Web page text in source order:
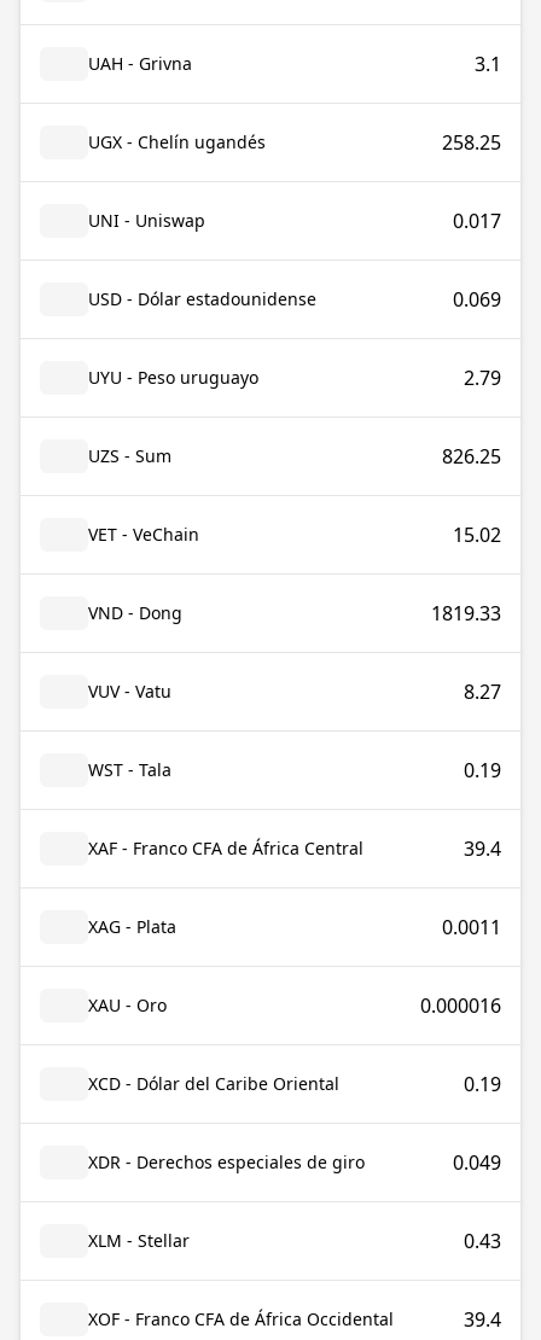
UAH - Grivna 3.1
UGX - Chelín ugandés 258.25
UNI - Uniswap 0.017
USD - Dólar estadounidense 0.069
UYU - Peso uruguayo 2.79
UZS - Sum 826.25
VET - VeChain 15.02
VND - Dong 1819.33
VUV - Vatu 8.27
WST - Tala 0.19
XAF - Franco CFA de África Central 39.4
XAG - Plata 0.0011
XAU - Oro 0.000016
XCD - Dólar del Caribe Oriental 0.19
XDR - Derechos especiales de giro 0.049
XLM - Stellar 0.43
XOF - Franco CFA de África Occidental 39.4